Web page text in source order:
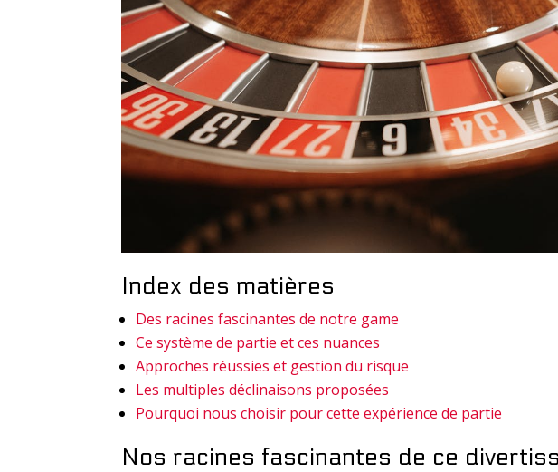
Index des matières
Des racines fascinantes de notre game
Ce système de partie et ces nuances
Approches réussies et gestion du risque
Les multiples déclinaisons proposées
Pourquoi nous choisir pour cette expérience de partie
Nos racines fascinantes de ce